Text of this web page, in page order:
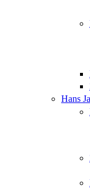
Hans